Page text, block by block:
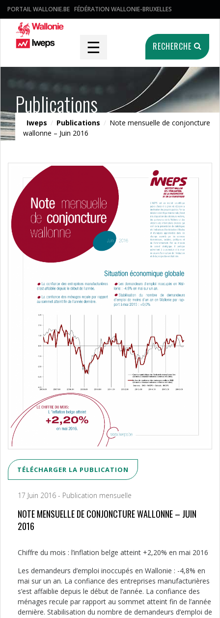
PORTAIL WALLONIE.BE FÉDÉRATION WALLONIE-BRUXELLES
☰ RECHERCHE
Publications
Iweps / Publications / Note mensuelle de conjoncture
wallonne – Juin 2016
TÉLÉCHARGER LA PUBLICATION
17 Juin 2016 - Publication mensuelle
NOTE MENSUELLE DE CONJONCTURE WALLONNE – JUIN
2016
Chiffre du mois : l’inflation belge atteint +2,20% en mai 2016
Les demandeurs d’emploi inoccupés en Wallonie : -4,8% en
mai sur un an. La confiance des entreprises manufacturières
s’est affaiblie depuis le début de l’année. La confiance des
ménages recule par rapport au sommet atteint fin de l’année
dernière. Stabilisation du nombre de demandeurs d’emploi de